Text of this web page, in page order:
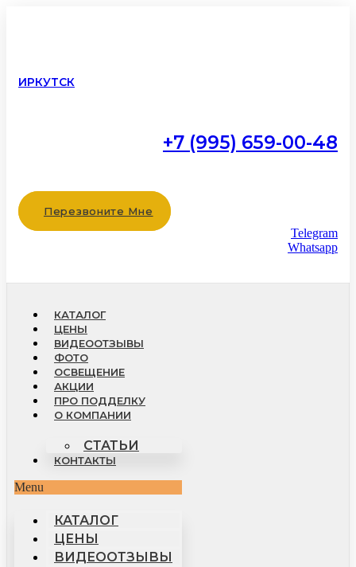
ИРКУТСК
+7 (995) 659-00-48
Перезвоните Мне
Telegram
Whatsapp
КАТАЛОГ
ЦЕНЫ
ВИДЕООТЗЫВЫ
ФОТО
ОСВЕЩЕНИЕ
АКЦИИ
ПРО ПОДДЕЛКУ
О КОМПАНИИ
СТАТЬИ
КОНТАКТЫ
Menu
КАТАЛОГ
ЦЕНЫ
ВИДЕООТЗЫВЫ